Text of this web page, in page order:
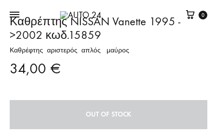
0
Καθρέπτης NISSAN Vanette 1995 -
>2002 κωδ.15859
Καθρέφτης αριστερός απλός μαύρος
34,00 €
OUT OF STOCK